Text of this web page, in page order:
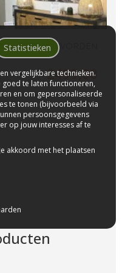
COEVORDEN
2499,00
Statistieken
vergelijkbare technieken.
te laten functioneren,
en om gepersonaliseerde
te tonen (bijvoorbeeld via
persoonsgegevens
op jouw interesses af te
akkoord met het plaatsen